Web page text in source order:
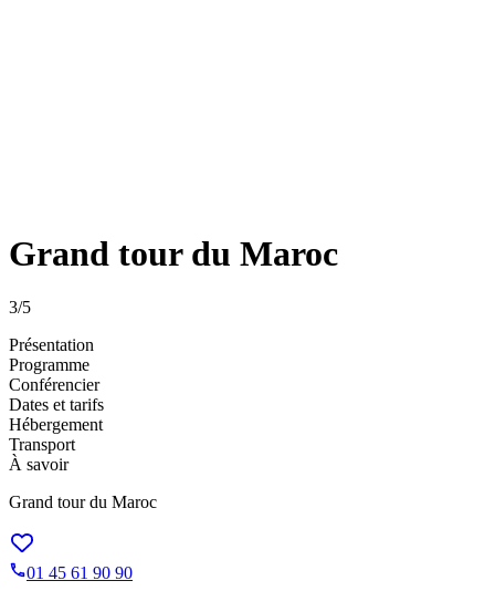
Grand tour du Maroc
3/5
Présentation
Programme
Conférencier
Dates et tarifs
Hébergement
Transport
À savoir
Grand tour du Maroc
01 45 61 90 90